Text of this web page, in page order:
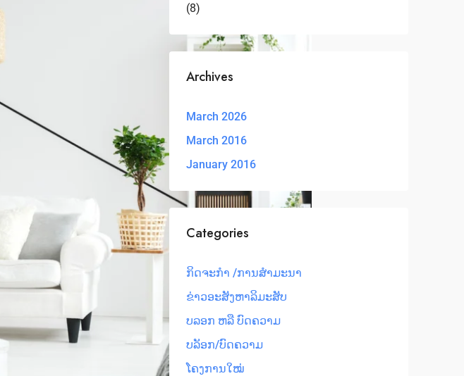
(8)
Archives
March 2026
March 2016
January 2016
Categories
ກິດຈະກຳ /ການສໍາມະນາ
ຂ່າວອະສັງຫາລິມະສັບ
ບລອກ ຫລື ບົດຄວາມ
ບລັອກ/ບົດຄວາມ
ໂຄງການໃໝ່